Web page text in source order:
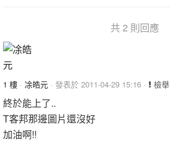
共 2 則回應
1 樓 · 凃皓元 · 發表於 2011-04-29 15:16 · 檢舉
終於能上了..
T客邦那邊圖片還沒好
加油啊!!